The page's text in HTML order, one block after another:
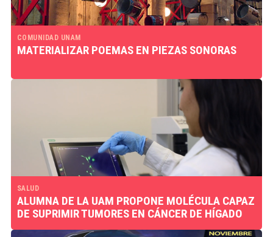
COMUNIDAD UNAM
MATERIALIZAR POEMAS EN PIEZAS SONORAS
SALUD
ALUMNA DE LA UAM PROPONE MOLÉCULA CAPAZ
DE SUPRIMIR TUMORES EN CÁNCER DE HÍGADO